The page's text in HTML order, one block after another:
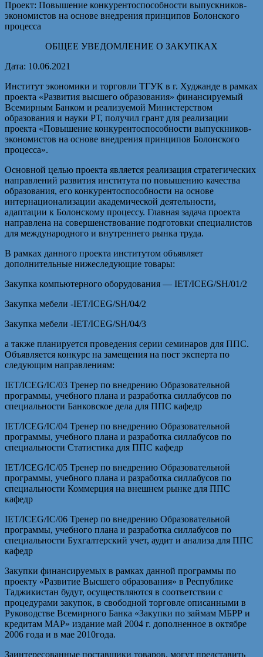
Проект: Повышение конкурентоспособности выпускников-
экономистов на основе внедрения принципов Болонского
процесса
ОБЩЕЕ УВЕДОМЛЕНИЕ О ЗАКУПКАХ
Дата: 10.06.2021
Институт экономики и торговли ТГУК в г. Худжанде в рамках
проекта «Развития высшего образования» финансируемый
Всемирным Банком и реализуемой Министерством
образования и науки РТ, получил грант для реализации
проекта «Повышение конкурентоспособности выпускников-
экономистов на основе внедрения принципов Болонского
процесса».
Основной целью проекта является реализация стратегических
направлений развития института по повышению качества
образования, его конкурентоспособности на основе
интернационализации академической деятельности,
адаптации к Болонскому процессу. Главная задача проекта
направлена на совершенствование подготовки специалистов
для международного и внутреннего рынка труда.
В рамках данного проекта институтом объявляет
дополнительные нижеследующие товары:
Закупка компьютерного оборудования — IET/ICEG/SH/01/2
Закупка мебели -IET/ICEG/SH/04/2
Закупка мебели -IET/ICEG/SH/04/3
а также планируется проведения серии семинаров для ППС.
Объявляется конкурс на замещения на пост эксперта по
следующим направлениям:
IET/ICEG/IC/03 Тренер по внедрению Образовательной
программы, учебного плана и разработка силлабусов по
специальности Банковское дела для ППС кафедр
IET/ICEG/IC/04 Тренер по внедрению Образовательной
программы, учебного плана и разработка силлабусов по
специальности Статистика для ППС кафедр
IET/ICEG/IC/05 Тренер по внедрению Образовательной
программы, учебного плана и разработка силлабусов по
специальности Коммерция на внешнем рынке для ППС
кафедр
IET/ICEG/IC/06 Тренер по внедрению Образовательной
программы, учебного плана и разработка силлабусов по
специальности Бухгалтерский учет, аудит и анализа для ППС
кафедр
Закупки финансируемых в рамках данной программы по
проекту «Развитие Высшего образования» в Республике
Таджикистан будут, осуществляются в соответствии с
процедурами закупок, в свободной торговле описанными в
Руководстве Всемирного Банка «Закупки по займам МБРР и
кредитам МАР» издание май 2004 г. дополненное в октябре
2006 года и в мае 2010года.
Заинтересованные поставщики товаров, могут представить